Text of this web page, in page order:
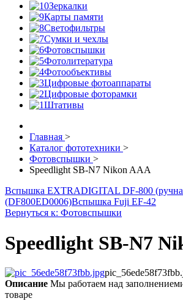
Зеркалки
Карты памяти
Светофильтры
Сумки и чехлы
Фотовспышки
Фотолитература
Фотообъективы
Цифровые фотоаппараты
Цифровые фоторамки
Штативы
Главная >
Каталог фототехники >
Фотовспышки >
Speedlight SB-N7 Nikon AAA
Вспышка EXTRADIGITAL DF-800
(DF800ED0006)Вспышка Fuji EF-42
Вернуться к: Фотовспышки
Speedlight SB-N7
Описание Мы работаем над
товаре